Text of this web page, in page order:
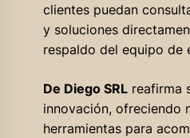
clientes puedan
y soluciones
respaldo del equipo de
De Diego SRLreafirma
innovación, ofreciendo
herramientas para